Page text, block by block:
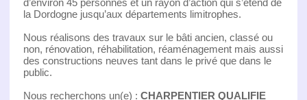
la Dordogne jusqu’aux départements limitrophes.
Nous réalisons des travaux sur le bâti ancien, classé ou
non, rénovation, réhabilitation, réaménagement mais aussi
des constructions neuves tant dans le privé que dans le
public.
Nous recherchons un(e) : CHARPENTIER QUALIFIE